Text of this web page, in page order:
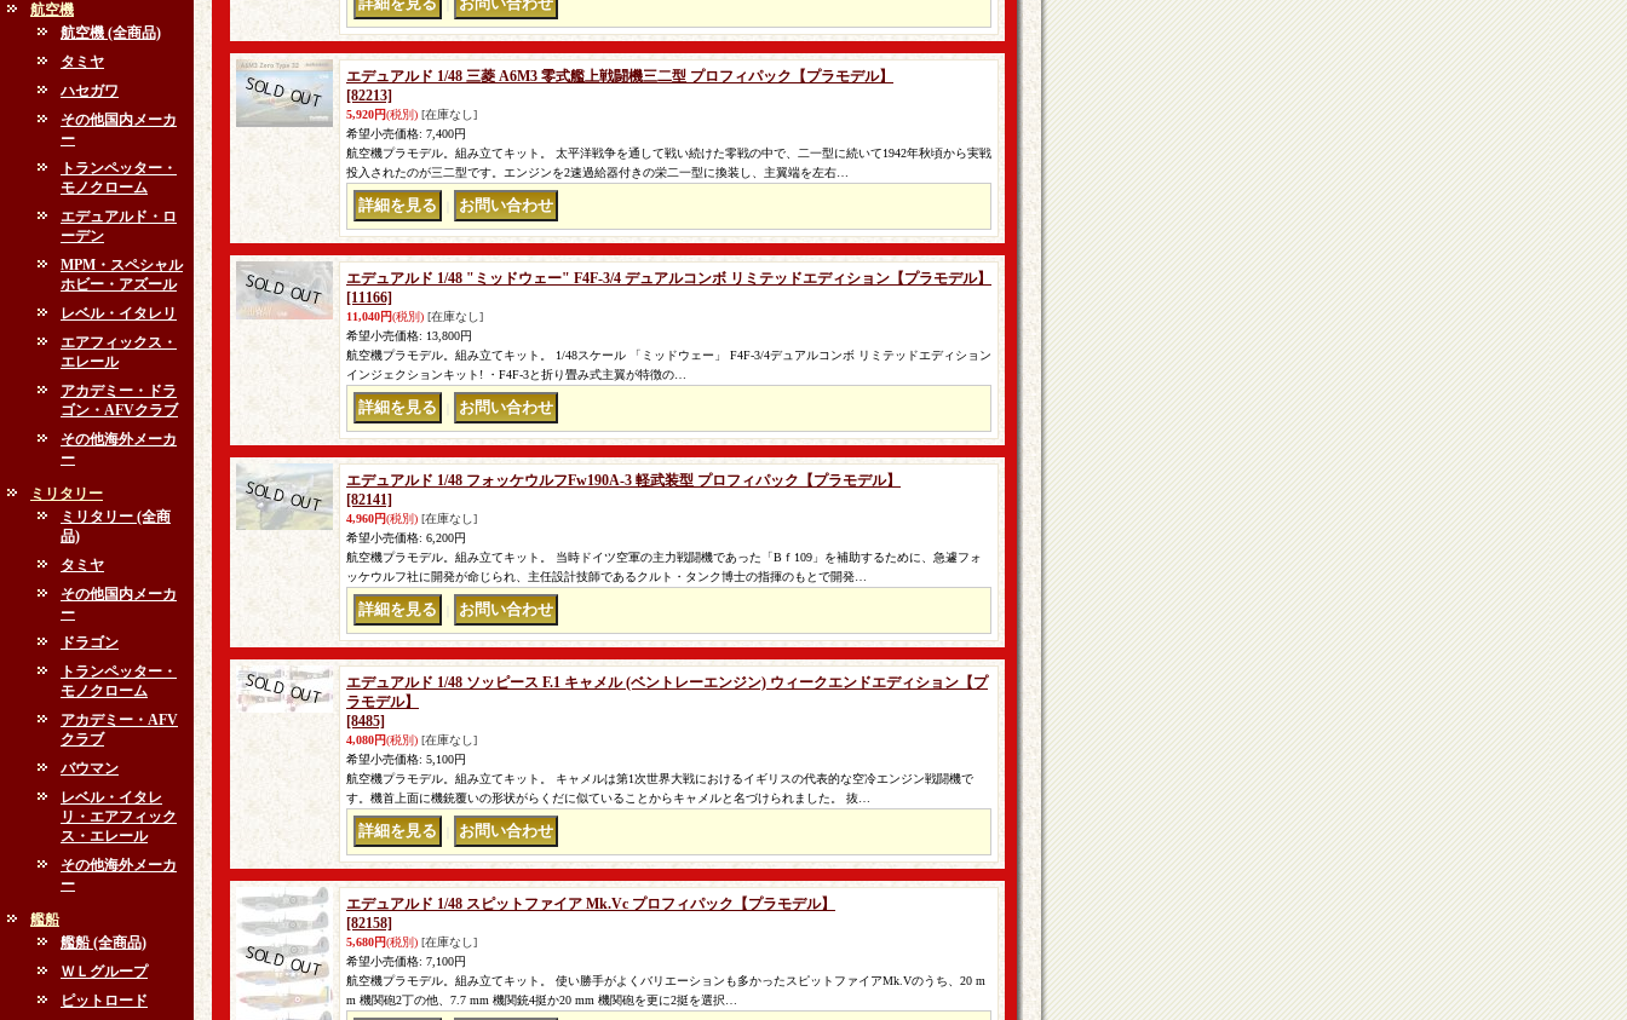
航空機
航空機 (全商品)
タミヤ
ハセガワ
その他国内メーカ
ー
トランペッター・
モノクローム
エデュアルド・ロ
ーデン
MPM・スペシャル
ホビー・アズール
レベル・イタレリ
エアフィックス・
エレール
アカデミー・ドラ
ゴン・AFVクラブ
その他海外メーカ
ー
ミリタリー
ミリタリー (全商
品)
タミヤ
その他国内メーカ
ー
ドラゴン
トランペッター・
モノクローム
アカデミー・AFV
クラブ
バウマン
レベル・イタレ
リ・エアフィック
ス・エレール
その他海外メーカ
ー
艦船
艦船 (全商品)
ＷＬグループ
ピットロード
エデュアルド 1/48 三菱 A6M3 零式艦上戦闘機三二型 プロフィパック【プラモデル】
[82213]
5,920円(税別) [在庫なし]
希望小売価格: 7,400円
航空機プラモデル。組み立てキット。 太平洋戦争を通して戦い続けた零戦の中で、二一型に続いて1942年秋頃から実戦
投入されたのが三二型です。エンジンを2速過給器付きの栄二一型に換装し、主翼端を左右…
エデュアルド 1/48 "ミッドウェー" F4F-3/4 デュアルコンボ リミテッドエディション【プラモデル】
[11166]
11,040円(税別) [在庫なし]
希望小売価格: 13,800円
航空機プラモデル。組み立てキット。 1/48スケール 「ミッドウェー」 F4F-3/4デュアルコンボ リミテッドエディション
インジェクションキット! ・F4F-3と折り畳み式主翼が特徴の…
エデュアルド 1/48 フォッケウルフFw190A-3 軽武装型 プロフィパック【プラモデル】
[82141]
4,960円(税別) [在庫なし]
希望小売価格: 6,200円
航空機プラモデル。組み立てキット。 当時ドイツ空軍の主力戦闘機であった「Bｆ109」を補助するために、急遽フォ
ッケウルフ社に開発が命じられ、主任設計技師であるクルト・タンク博士の指揮のもとで開発…
エデュアルド 1/48 ソッピース F.1 キャメル (ベントレーエンジン) ウィークエンドエディション【プ
ラモデル】
[8485]
4,080円(税別) [在庫なし]
希望小売価格: 5,100円
航空機プラモデル。組み立てキット。 キャメルは第1次世界大戦におけるイギリスの代表的な空冷エンジン戦闘機で
す。機首上面に機銃覆いの形状がらくだに似ていることからキャメルと名づけられました。 抜…
エデュアルド 1/48 スピットファイア Mk.Vc プロフィパック【プラモデル】
[82158]
5,680円(税別) [在庫なし]
希望小売価格: 7,100円
航空機プラモデル。組み立てキット。 使い勝手がよくバリエーションも多かったスピットファイアMk.Vのうち、20 m
m 機関砲2丁の他、7.7 mm 機関銃4挺か20 mm 機関砲を更に2挺を選択…